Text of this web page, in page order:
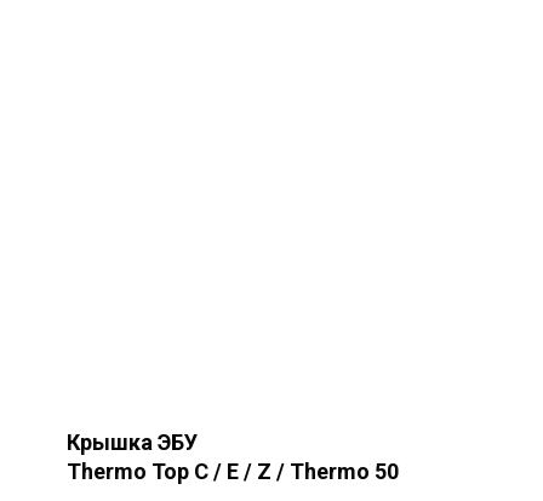
Крышка ЭБУ
Thermo Top C / E / Z / Thermo 50